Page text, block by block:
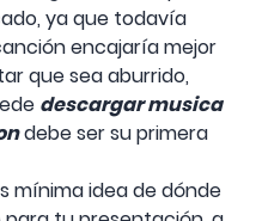
ya que todavía
encajaría mejor
que sea aburrido,
descargar musica
debe ser su primera
mínima idea de dónde